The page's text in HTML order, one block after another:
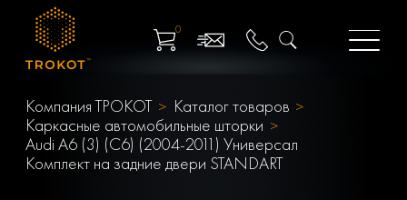
0
Компания ТРОКОТ
Каталог товаров
Каркасные автомобильные шторки
Audi A6 (3) (C6) (2004-2011) Универсал
Комплект на задние двери STANDART